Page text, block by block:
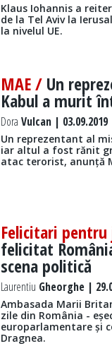
Klaus Iohannis a
de la Tel Aviv la
la nivelul UE.
MAE / Un
Kabul a murit
Dora Vulcan | 03.09.2019
​Un reprezentant al
iar altul a fost rănit
atac terorist, anunță
Felicitari
felicitat
scena politică
Laurentiu Gheorghe |
Ambasada Marii
zile din România -
europarlamentare și
Dragnea.